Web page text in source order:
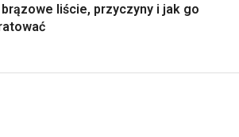
liście, przyczyny i jak go